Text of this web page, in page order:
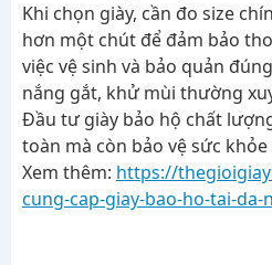
Khi chọn giày, cần đo size
hơn một chút để đảm bảo
việc vệ sinh và bảo quản
nắng gắt, khử mùi thường
Đầu tư giày bảo hộ chất
toàn mà còn bảo vệ sức khỏe
Xem thêm: https://
cung-cap-giay-bao-ho-tai-